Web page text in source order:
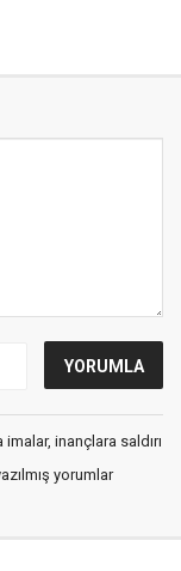
inançlara saldırı
yorumlar